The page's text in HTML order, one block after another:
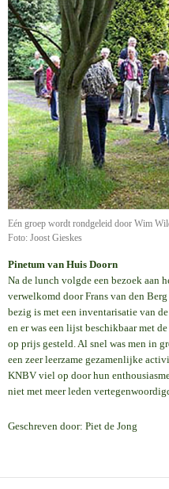
Eén groep wordt rondgeleid door Wim
Foto: Joost Gieskes
Pinetum van Huis Doorn
Na de lunch volgde een bezoek aan
verwelkomd door Frans van den
bezig is met een inventarisatie van
en er was een lijst beschikbaar met
op prijs gesteld. Al snel was men in
een zeer leerzame gezamenlijke
KNBV viel op door hun
niet met meer leden
Geschreven door: Piet de Jong